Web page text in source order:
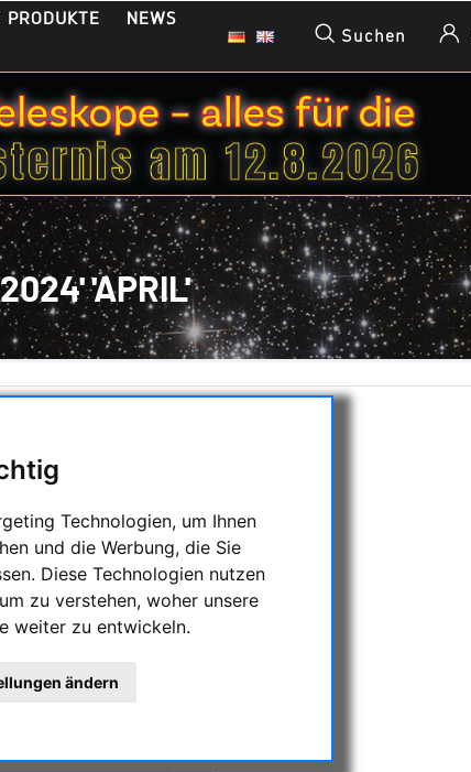
Technologien, um Ihnen
und die Werbung, die Sie
Diese Technologien nutzen
zu verstehen, woher unsere
weiter zu entwickeln.
ändern
PRODUKTE
NEWS
Suchen
'APRIL'